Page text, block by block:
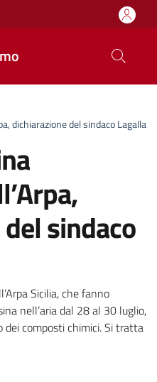
dichiarazione del sindaco Lagalla
sindaco
Sicilia, che fanno
nell’aria dal 28 al 30 luglio,
composti chimici. Si tratta